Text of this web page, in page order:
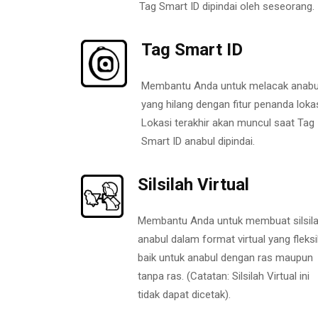
Tag Smart ID dipindai oleh seseorang.
Tag Smart ID
Membantu Anda untuk melacak
yang hilang dengan fitur penanda
Lokasi terakhir akan muncul saat Tag
Smart ID anabul dipindai.
Silsilah Virtual
Membantu Anda untuk membuat
anabul dalam format virtual yang
baik untuk anabul dengan ras maupun
tanpa ras. (Catatan: Silsilah Virtual ini
tidak dapat dicetak).